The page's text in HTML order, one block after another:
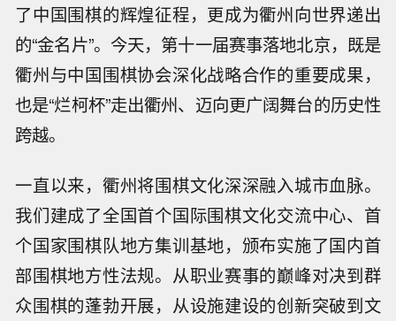
了中国围棋的辉煌征程，更成为衢州向世界递出
的“金名片”。今天，第十一届赛事落地北京，既是
衢州与中国围棋协会深化战略合作的重要成果，
也是“烂柯杯”走出衢州、迈向更广阔舞台的历史性
跨越。
一直以来，衢州将围棋文化深深融入城市血脉。
我们建成了全国首个国际围棋文化交流中心、首
个国家围棋队地方集训基地，颁布实施了国内首
部围棋地方性法规。从职业赛事的巅峰对决到群
众围棋的蓬勃开展，从设施建设的创新突破到文